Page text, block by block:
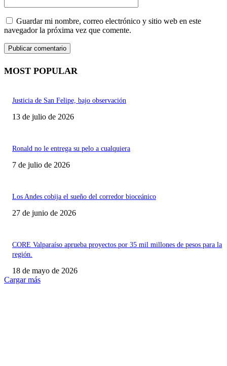
Guardar mi nombre, correo electrónico y sitio web en este
navegador la próxima vez que comente.
MOST POPULAR
Justicia de San Felipe, bajo observación
13 de julio de 2026
Ronald no le entrega su pelo a cualquiera
7 de julio de 2026
Los Andes cobija el sueño del corredor bioceánico
27 de junio de 2026
CORE Valparaíso aprueba proyectos por 35 mil millones de pesos para la
región.
18 de mayo de 2026
Cargar más